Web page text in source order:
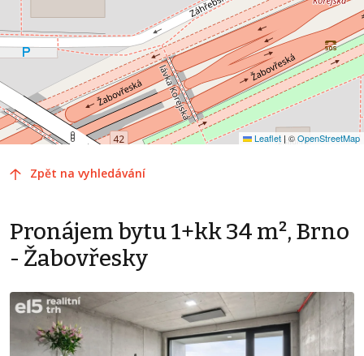
Leaflet | ©OpenStreetMap
Zpět na vyhledávání
Pronájem bytu 1+kk 34 m², Brno
- Žabovřesky